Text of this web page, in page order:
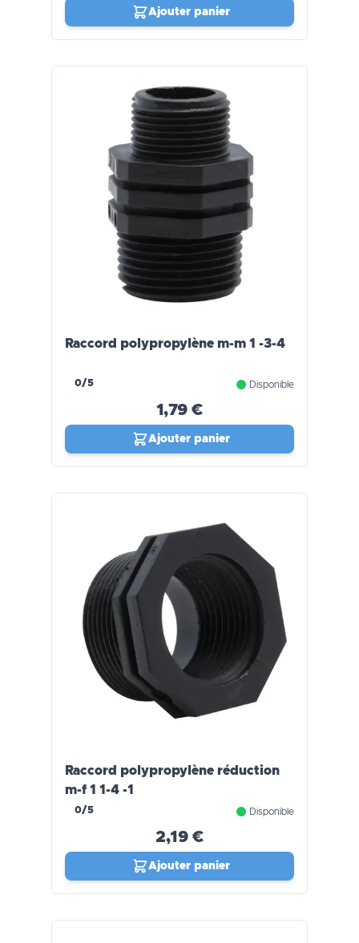
Ajouter panier
Raccord polypropylène m-m 1 -3-4
0/5 Disponible
1,79 €
Ajouter panier
Raccord polypropylène réduction
m-f 1 1-4 -1
0/5 Disponible
2,19 €
Ajouter panier